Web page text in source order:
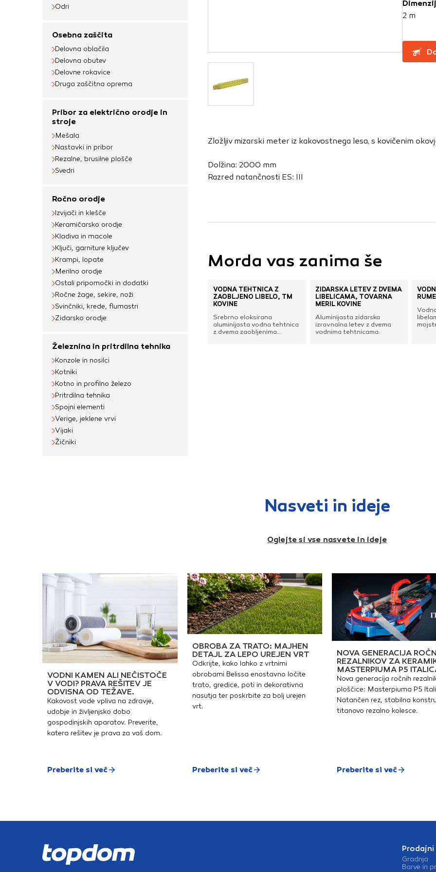
Odri
Osebna zaščita
Delovna oblačila
Delovna obutev
Delovne rokavice
Druga zaščitna oprema
Pribor za električno orodje in
stroje
Mešala
Nastavki in pribor
Rezalne, brusilne plošče
Svedri
Ročno orodje
Izvijači in klešče
Keramičarsko orodje
Kladiva in macole
Ključi, garniture ključev
Krampi, lopate
Merilno orodje
Ostali pripomočki in dodatki
Ročne žage, sekire, noži
Svinčniki, krede, flumastri
Zidarsko orodje
Železnina in pritrdilna tehnika
Konzole in nosilci
Kotniki
Kotno in profilno železo
Pritrdilna tehnika
Spojni elementi
Verige, jeklene vrvi
Vijaki
Žičniki
2 m
Zložljiv mizarski meter iz kakovostnega lesa, s kovičenim
Dolžina: 2000 mm
Razred natančnosti ES: III
Morda vas zanima še
VODNA TEHTNICA Z
ZAOBLJENO LIBELO, TM
KOVINE
Srebrno eloksirana
aluminijasta vodna tehtnica
z dvema zaobljenima
ZIDARSKA LETEV Z DVEMA
LIBELICAMA, TOVARNA
MERIL KOVINE
Aluminijasta zidarska
izravnalna letev z dvema
vodnima tehtnicama.
Nasveti in ideje
Oglejte si vse nasvete in ideje
VODNI KAMEN ALI NEČISTOČE
V VODI? PRAVA REŠITEV JE
ODVISNA OD TEŽAVE.
Kakovost vode vpliva na zdravje,
udobje in življenjsko dobo
gospodinjskih aparatov. Preverite,
katera rešitev je prava za vaš dom.
Preberite si več
OBROBA ZA TRATO: MAJHEN
DETAJL ZA LEPO UREJEN VRT
Odkrijte, kako lahko z vrtnimi
obrobami Belissa enostavno ločite
trato, gredice, poti in dekorativna
nasutja ter poskrbite za bolj urejen
vrt.
Preberite si več
NOVA GENERACIJA
REZALNIKOV ZA
MASTERPIUMA P5
Nova generacija ročnih
ploščice: Masterpiuma P5
Natančen rez, stabilna
titanovo rezalno kolesce.
Preberite si več
Gradnja
Barve in
Običajno so nastavljeni samo kot odziv na vaša dejanja, ki vodijo do storitvenih
nastavitev zasebnosti, prijava ali izpolnjevanje obrazcev. Na voljo imate
blokira te piškotke ali vas opozori na njih. V tem primeru nekateri deli
S temi piškotki štejemo obiske in izvor prometa, da lahko merimo in izboljšamo
priljubljena, in opazujemo, kako se obiskovalci pomikajo po spletnem mestu.
obiskali naše spletno mesto.
uporabljajo za izdelavo profila vaših interesov, ki ga nato uporabijo za
Potrdi moje izbire